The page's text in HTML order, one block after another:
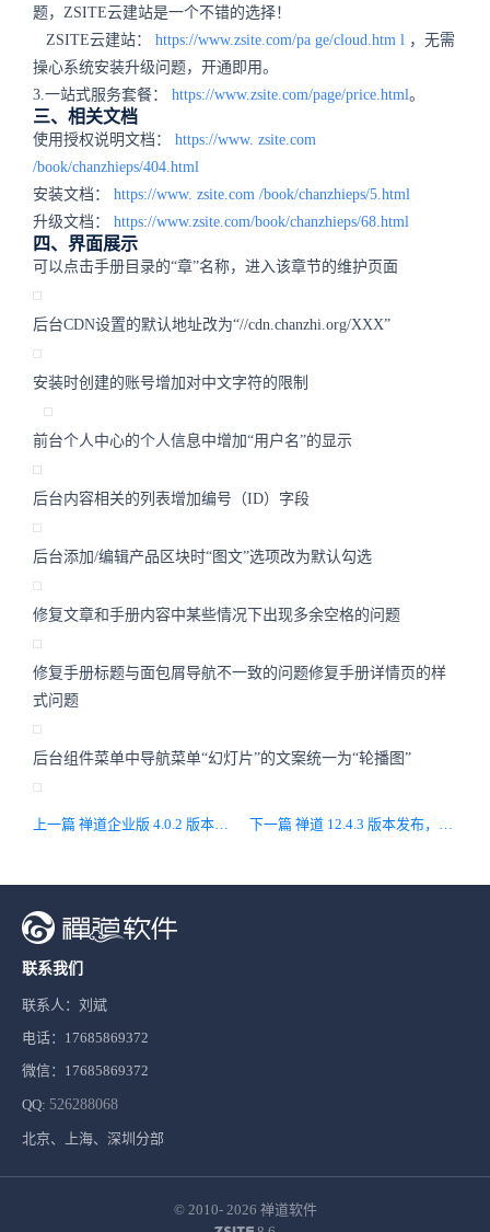
题，ZSITE云建站是一个不错的选择！
ZSITE云建站： https://www.zsite.com/pa ge/cloud.htm l ，无需
操心系统安装升级问题，开通即用。
3.一站式服务套餐： https://www.zsite.com/page/price.html。
三、相关文档
使用授权说明文档： https://www. zsite.com
/book/chanzhieps/404.html
安装文档： https://www. zsite.com /book/chanzhieps/5.html
升级文档： https://www.zsite.com/book/chanzhieps/68.html
四、界面展示
可以点击手册目录的“章”名称，进入该章节的维护页面
后台CDN设置的默认地址改为“//cdn.chanzhi.org/XXX”
安装时创建的账号增加对中文字符的限制
前台个人中心的个人信息中增加“用户名”的显示
后台内容相关的列表增加编号（ID）字段
后台添加/编辑产品区块时“图文”选项改为默认勾选
修复文章和手册内容中某些情况下出现多余空格的问题
修复手册标题与面包屑导航不一致的问题修复手册详情页的样
式问题
后台组件菜单中导航菜单“幻灯片”的文案统一为“轮播图”
上一篇 禅道企业版 4.0.2 版本发布，主要兼容开源版12.4.2 下一篇 禅道 12.4.3 版本发布，主要修复Bug
联系我们
联系人：刘斌
电话：17685869372
微信：17685869372
QQ: 526288068
北京、上海、深圳分部
© 2010- 2026 禅道软件